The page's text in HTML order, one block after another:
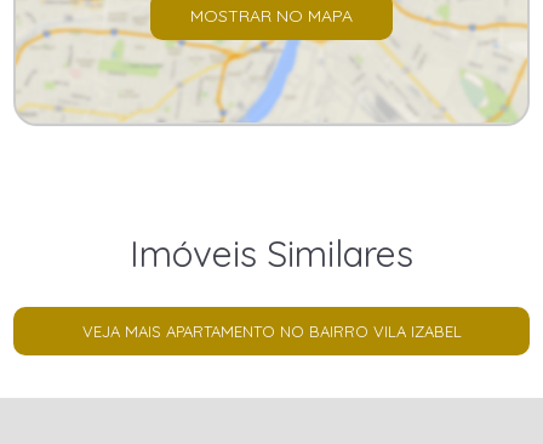
MOSTRAR NO MAPA
Imóveis Similares
VEJA MAIS APARTAMENTO NO BAIRRO VILA IZABEL